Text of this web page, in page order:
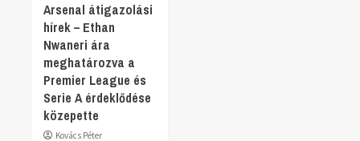
Arsenal átigazolási
hírek – Ethan
Nwaneri ára
meghatározva a
Premier League és
Serie A érdeklődése
közepette
Kovács Péter